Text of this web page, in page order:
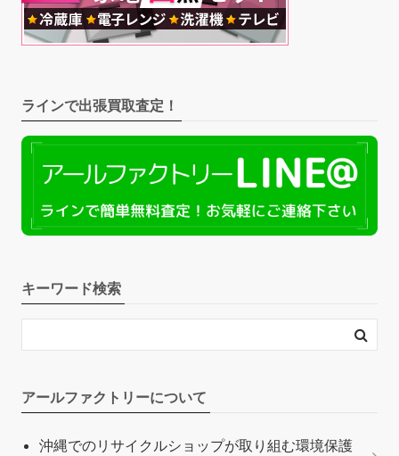
ラインで出張買取査定！
キーワード検索
アールファクトリーについて
沖縄でのリサイクルショップが取り組む環境保護